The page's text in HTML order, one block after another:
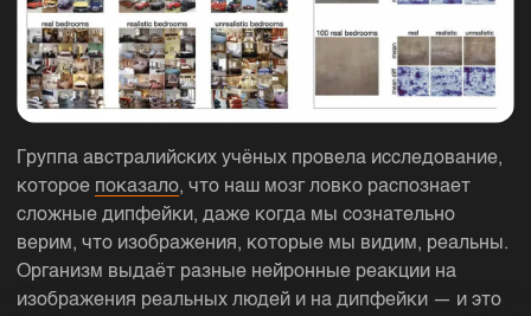
Группа австралийских учёных провела исследование,
которое показало, что наш мозг ловко распознает
сложные дипфейки, даже когда мы сознательно
верим, что изображения, которые мы видим, реальны.
Организм выдаёт разные нейронные реакции на
изображения реальных людей и на дипфейки — и это